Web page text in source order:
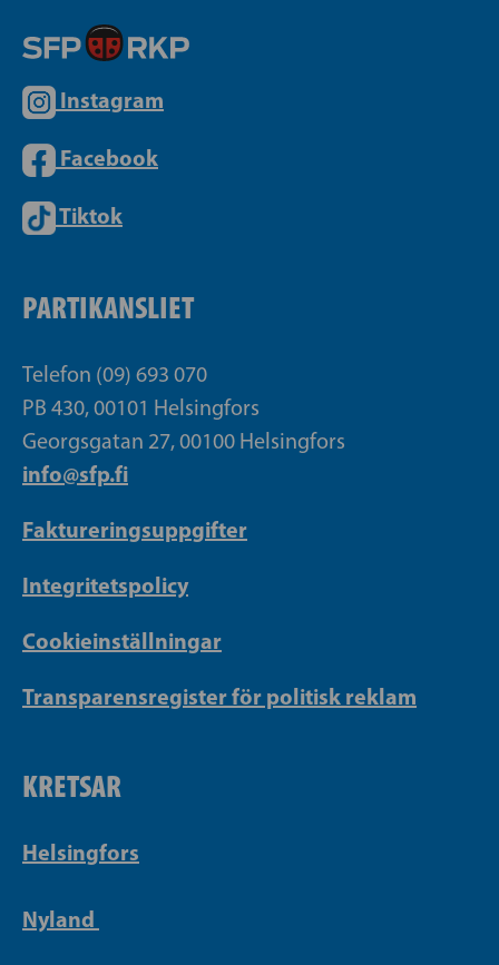
Instagram
Facebook
Tiktok
PARTIKANSLIET
Telefon (09) 693 070
PB 430, 00101 Helsingfors
Georgsgatan 27, 00100 Helsingfors
info@sfp.fi
Faktureringsuppgifter
Integritetspolicy
Cookieinställningar
Transparensregister för politisk reklam
KRETSAR
Helsingfors
Nyland